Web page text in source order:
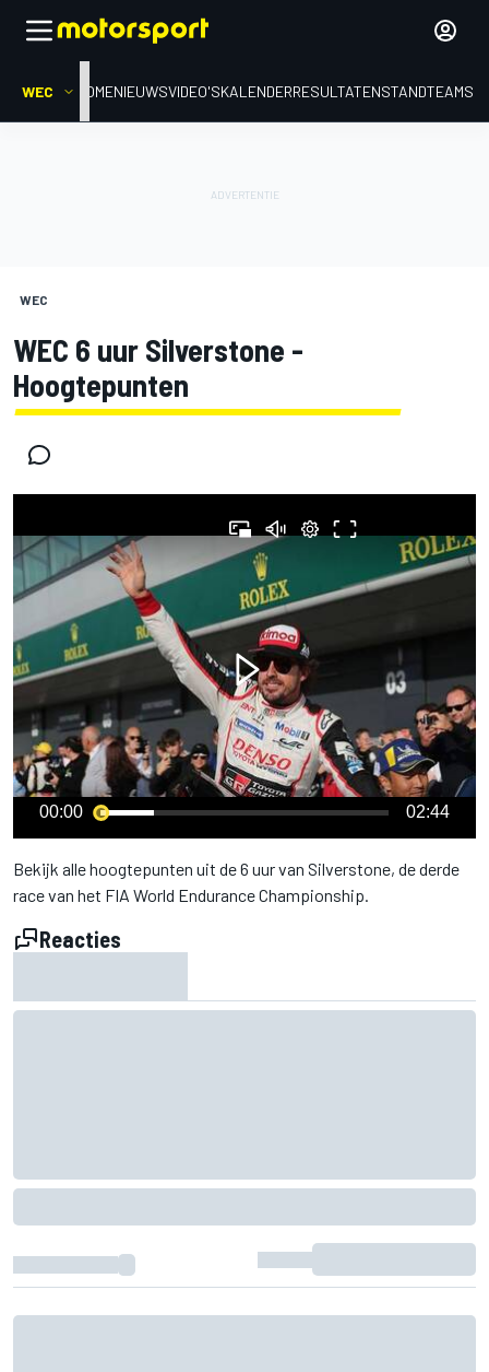
WEC HOMENIEUWSVIDEO'SKALENDERRESULTATENSTANDTEAMS
WEC
WEC 6 uur Silverstone -
Hoogtepunten
00:00 02:44
Bekijk alle hoogtepunten uit de 6 uur van Silverstone, de derde
race van het FIA World Endurance Championship.
Reacties